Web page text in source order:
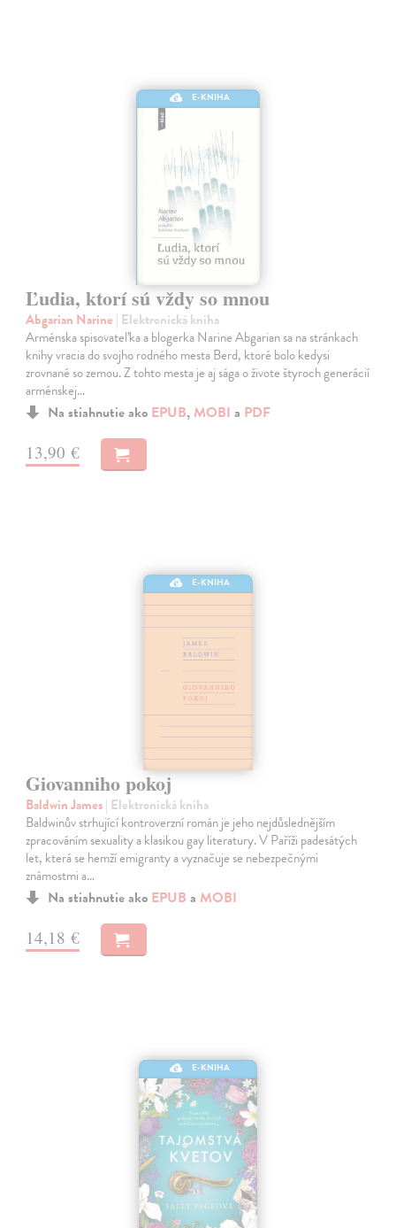
E-KNIHA
Ľudia, ktorí sú vždy so mnou
Abgarian Narine | Elektronická kniha
Arménska spisovateľka a blogerka Narine Abgarian sa na stránkach
knihy vracia do svojho rodného mesta Berd, ktoré bolo kedysi
zrovnané so zemou. Z tohto mesta je aj sága o živote štyroch generácií
arménskej…
Na stiahnutie ako EPUB, MOBI a PDF
13,90 €
E-KNIHA
Giovanniho pokoj
Baldwin James| Elektronická kniha
Baldwinův strhující kontroverzní román je jeho nejdůslednějším
zpracováním sexuality a klasikou gay literatury. V Paříži padesátých
let, která se hemží emigranty a vyznačuje se nebezpečnými
známostmi a…
Na stiahnutie ako EPUB a MOBI
14,18 €
E-KNIHA